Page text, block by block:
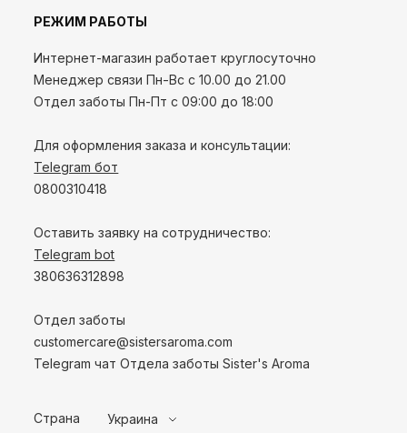
РЕЖИМ РАБОТЫ
Интернет-магазин работает круглосуточно
Менеджер связи Пн-Вс с 10.00 до 21.00
Отдел заботы Пн-Пт с 09:00 до 18:00
Для оформления заказа и консультации:
Telegram бот
0800310418
Оставить заявку на сотрудничество:
Telegram bot
380636312898
Отдел заботы
customercare@sistersaroma.com
Telegram чат Отдела заботы Sister's Aroma
Страна Украина